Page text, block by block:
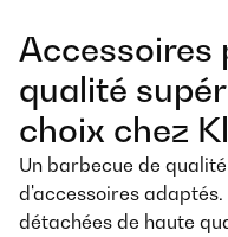
Accessoires
qualité
choix chez
Un barbecue de
d'accessoires
détachées de haute